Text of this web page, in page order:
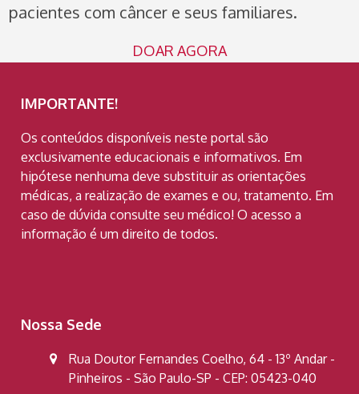
pacientes com câncer e seus familiares.
DOAR AGORA
IMPORTANTE!
Os conteúdos disponíveis neste portal são
exclusivamente educacionais e informativos. Em
hipótese nenhuma deve substituir as orientações
médicas, a realização de exames e ou, tratamento. Em
caso de dúvida consulte seu médico! O acesso a
informação é um direito de todos.
Nossa Sede
Rua Doutor Fernandes Coelho, 64 - 13º Andar -
Pinheiros - São Paulo-SP - CEP: 05423-040